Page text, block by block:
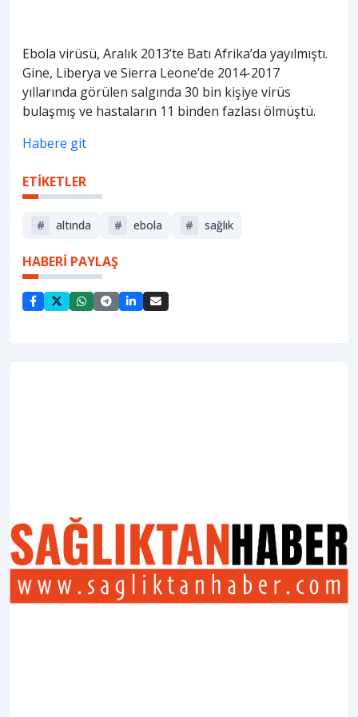
Ebola virüsü, Aralık 2013’te Batı Afrika’da yayılmıştı.
Gine, Liberya ve Sierra Leone’de 2014-2017
yıllarında görülen salgında 30 bin kişiye virüs
bulaşmış ve hastaların 11 binden fazlası ölmüştü.
Habere git
ETİKETLER
# altında # ebola # sağlık
HABERİ PAYLAŞ